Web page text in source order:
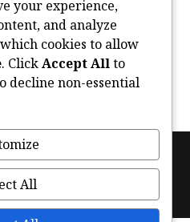
Facebook
Instagram
Twitter
your experience,
and analyze
cookies to allow
. Click Accept All to
decline non-essential
All